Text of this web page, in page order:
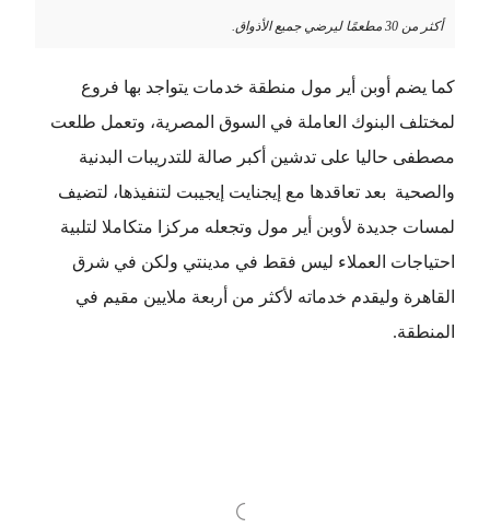
أكثر من 30 مطعمًا ليرضي جميع الأذواق.
كما يضم أوبن أير مول منطقة خدمات يتواجد بها فروع
لمختلف البنوك العاملة في السوق المصرية، وتعمل طلعت
مصطفى حاليا على تدشين أكبر صالة للتدريبات البدنية
والصحية بعد تعاقدها مع إيجنايت إيجيبت لتنفيذها، لتضيف
لمسات جديدة لأوبن أير مول وتجعله مركزا متكاملا لتلبية
احتياجات العملاء ليس فقط في مدينتي ولكن في شرق
القاهرة وليقدم خدماته لأكثر من أربعة ملايين مقيم في
المنطقة.